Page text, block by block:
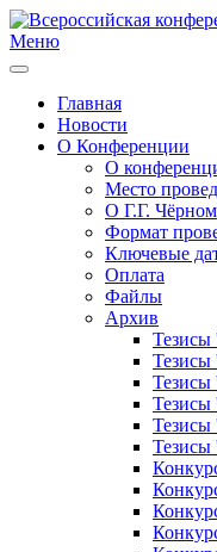
Меню
Главная
Новости
О Конференции
О
Место
О Г.Г. Чёрном
Формат
Ключевые
Оплата
Файлы
Архив
Тезисы
Тезисы
Тезисы
Тезисы
Тезисы
Тезисы